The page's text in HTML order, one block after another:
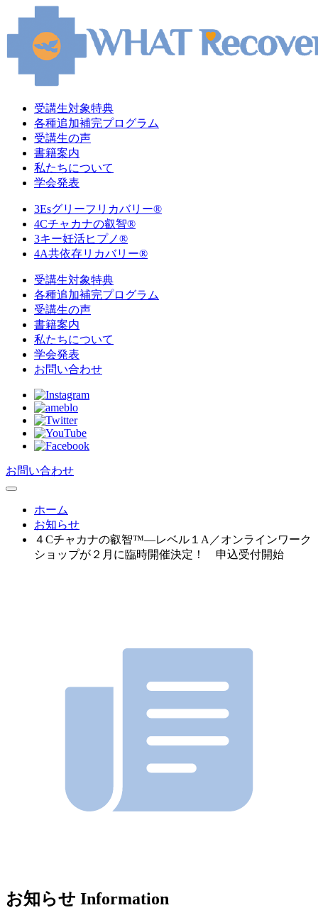
受講生対象特典
各種追加補完プログラム
受講生の声
書籍案内
私たちについて
学会発表
3Esグリーフリカバリー®
4Cチャカナの叡智®
3キー妊活ヒプノ®
4A共依存リカバリー®
受講生対象特典
各種追加補完プログラム
受講生の声
書籍案内
私たちについて
学会発表
お問い合わせ
お問い合わせ
ホーム
お知らせ
４Cチャカナの叡智™―レベル１A／オンラインワーク
ショップが２月に臨時開催決定！ 申込受付開始
お知らせ Information